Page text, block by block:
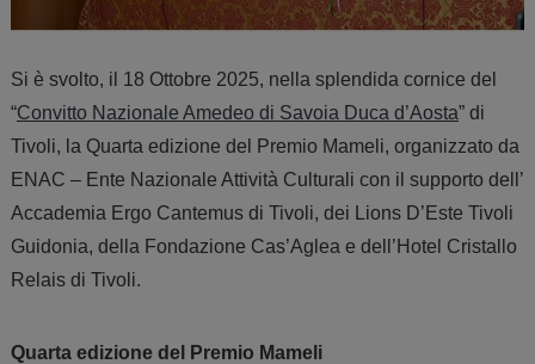
Si è svolto, il 18 Ottobre 2025, nella splendida cornice del
“Convitto Nazionale Amedeo di Savoia Duca d’Aosta” di
Tivoli, la Quarta edizione del Premio Mameli, organizzato da
ENAC – Ente Nazionale Attività Culturali con il supporto dell’
Accademia Ergo Cantemus di Tivoli, dei Lions D’Este Tivoli
Guidonia, della Fondazione Cas’Aglea e dell’Hotel Cristallo
Relais di Tivoli.
Quarta edizione del Premio Mameli